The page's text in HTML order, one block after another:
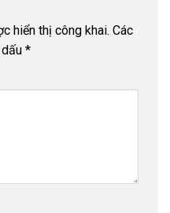
hiển thị công khai. Các
*